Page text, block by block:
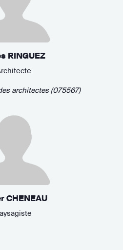
RINGUEZ
architectes (075567)
CHENEAU